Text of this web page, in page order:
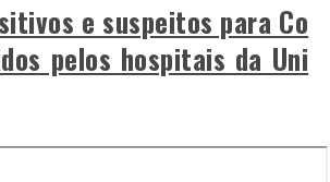
e suspeitos para Co
pelos hospitais da Uni